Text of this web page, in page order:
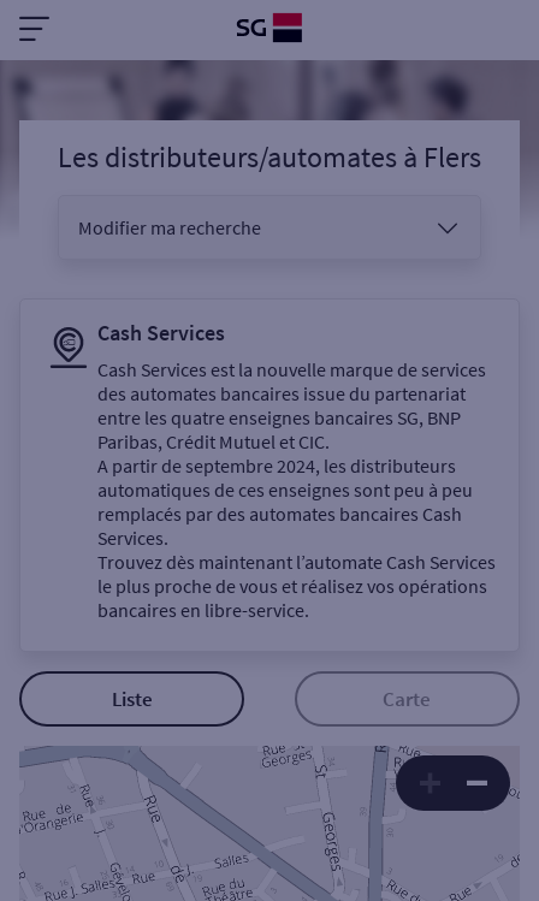
Les distributeurs/automatesà Flers
Modifier ma recherche
Sélectionnez votre recherche
Un service
Autour de moi
ou
Ville / Code postal
Cash Services
Cash Services est la nouvelle marque de services
des automates bancaires issue du partenariat
entre les quatre enseignes bancaires SG, BNP
Paribas, Crédit Mutuel et CIC.
A partir de septembre 2024, les distributeurs
automatiques de ces enseignes sont peu à peu
remplacés par des automates bancaires Cash
Services.
Trouvez dès maintenant l’automate Cash Services
le plus proche de vous et réalisez vos opérations
bancaires en libre-service.
Liste Carte